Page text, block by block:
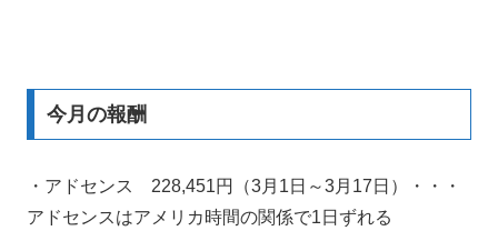
今月の報酬
・アドセンス 228,451円（3月1日～3月17日）・・・
アドセンスはアメリカ時間の関係で1日ずれる